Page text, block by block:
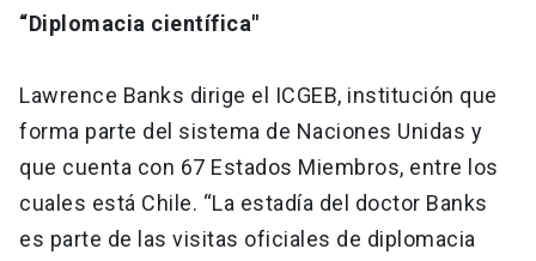
“Diplomacia científica"
Lawrence Banks dirige el ICGEB, institución que
forma parte del sistema de Naciones Unidas y
que cuenta con 67 Estados Miembros, entre los
cuales está Chile. “La estadía del doctor Banks
es parte de las visitas oficiales de diplomacia